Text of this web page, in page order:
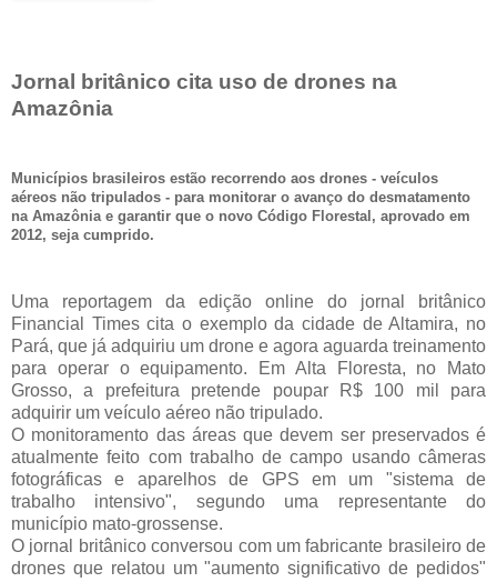
Jornal britânico cita uso de drones na
Amazônia
Municípios brasileiros estão recorrendo aos drones - veículos
aéreos não tripulados - para monitorar o avanço do desmatamento
na Amazônia e garantir que o novo Código Florestal, aprovado em
2012, seja cumprido.
Uma reportagem da edição online do jornal britânico
Financial Times cita o exemplo da cidade de Altamira, no
Pará, que já adquiriu um drone e agora aguarda treinamento
para operar o equipamento. Em Alta Floresta, no Mato
Grosso, a prefeitura pretende poupar R$ 100 mil para
adquirir um veículo aéreo não tripulado.
O monitoramento das áreas que devem ser preservados é
atualmente feito com trabalho de campo usando câmeras
fotográficas e aparelhos de GPS em um "sistema de
trabalho intensivo", segundo uma representante do
município mato-grossense.
O jornal britânico conversou com um fabricante brasileiro de
drones que relatou um "aumento significativo de pedidos"